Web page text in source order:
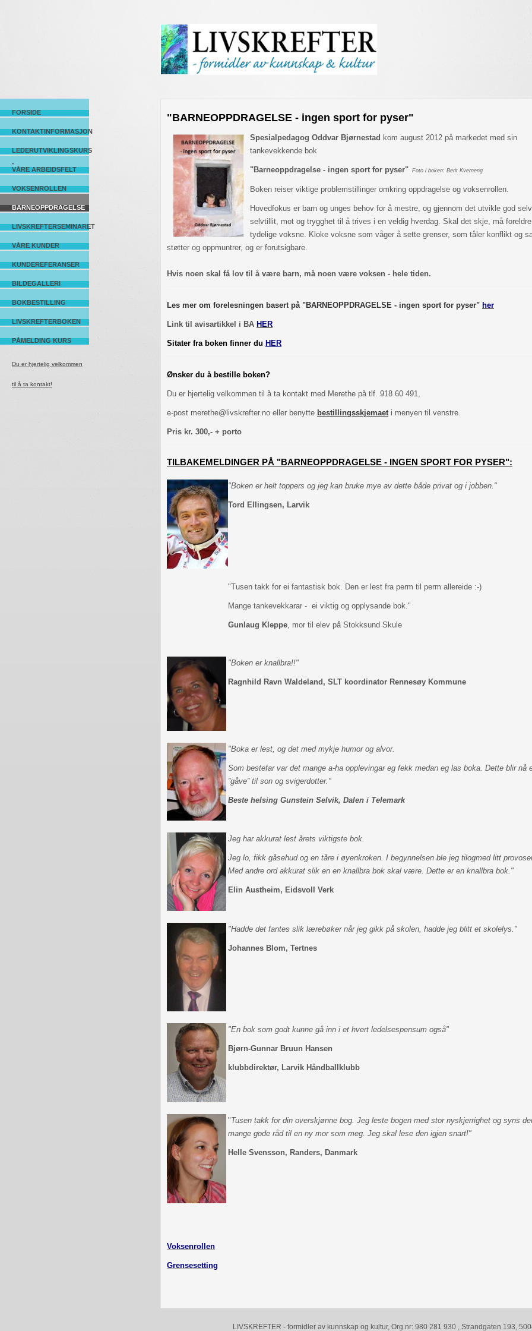
FORSIDE
KONTAKTINFORMASJON
LEDERUTVIKLINGSKURS
-
VÅRE ARBEIDSFELT
VOKSENROLLEN
BARNEOPPDRAGELSE
LIVSKREFTERSEMINARET
VÅRE KUNDER
KUNDEREFERANSER
BILDEGALLERI
BOKBESTILLING
LIVSKREFTERBOKEN
PÅMELDING KURS
Du er hjertelig velkommen
til å ta kontakt!
"BARNEOPPDRAGELSE - ingen sport for pyser"
Spesialpedagog Oddvar Bjørnestad kom august 2012 på markedet med sin
tankevekkende bok
"Barneoppdragelse - ingen sport for pyser" Foto i boken: Berit Kverneng
Boken reiser viktige problemstillinger omkring oppdragelse og voksenrollen.
Hovedfokus er barn og unges behov for å mestre, og gjennom det utvikle god
selvtillit, mot og trygghet til å trives i en veldig hverdag. Skal det skje, må
tydelige voksne. Kloke voksne som våger å sette grenser, som tåler konflikt og
støtter og oppmuntrer, og er forutsigbare.
Hvis noen skal få lov til å være barn, må noen være voksen - hele tiden.
Les mer om forelesningen basert på "BARNEOPPDRAGELSE - ingen sport for pyser" her
Link til avisartikkel i BA HER
Sitater fra boken finner du HER
Ønsker du å bestille boken?
Du er hjertelig velkommen til å ta kontakt med Merethe på tlf. 918 60 491,
e-post merethe@livskrefter.no eller benytte bestillingsskjemaeti menyen til venstre.
Pris kr. 300,- + porto
TILBAKEMELDINGER PÅ "BARNEOPPDRAGELSE - INGEN SPORT FOR PYSER":
"Boken er helt toppers og jeg kan bruke mye av dette både privat og i jobben."
Tord Ellingsen, Larvik
"Tusen takk for ei fantastisk bok. Den er lest fra perm til perm allereide :-)
Mange tankevekkarar - ei viktig og opplysande bok."
Gunlaug Kleppe, mor til elev på Stokksund Skule
"Boken er knallbra!!"
Ragnhild Ravn Waldeland, SLT koordinator Rennesøy Kommune
"Boka er lest, og det med mykje humor og alvor.
Som bestefar var det mange a-ha opplevingar eg fekk medan eg las boka. Dette blir nå
”gåve” til son og svigerdotter."
Beste helsing Gunstein Selvik, Dalen i Telemark
Jeg har akkurat lest årets viktigste bok.
Jeg lo, fikk gåsehud og en tåre i øyenkroken. I begynnelsen ble jeg tilogmed litt
Med andre ord akkurat slik en en knallbra bok skal være. Dette er en knallbra bok."
Elin Austheim, Eidsvoll Verk
"Hadde det fantes slik lærebøker når jeg gikk på skolen, hadde jeg blitt et skolelys."
Johannes Blom, Tertnes
"En bok som godt kunne gå inn i et hvert ledelsespensum også"
Bjørn-Gunnar Bruun Hansen
klubbdirektør, Larvik Håndballklubb
"Tusen takk for din overskjønne bog. Jeg leste bogen med stor nyskjerrighet og syns
mange gode råd til en ny mor som meg. Jeg skal lese den igjen snart!"
Helle Svensson, Randers, Danmark
Voksenrollen
Grensesetting
LIVSKREFTER - formidler av kunnskap og kultur, Org.nr: 980 281 930 , Strandgaten 193,